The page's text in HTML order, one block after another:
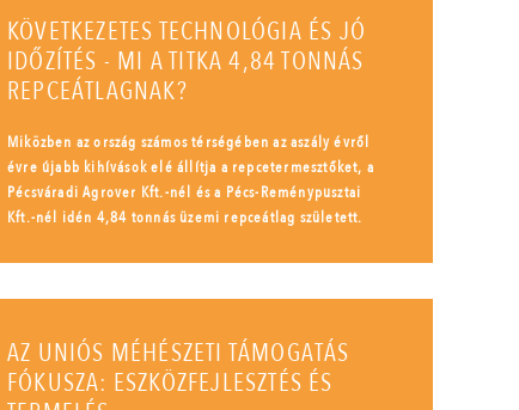
KÖVETKEZETES TECHNOLÓGIA ÉS JÓ
IDŐZÍTÉS - MI A TITKA 4,84 TONNÁS
REPCEÁTLAGNAK?
Miközben az ország számos térségében az aszály évről
évre újabb kihívások elé állítja a repcetermesztőket, a
Pécsváradi Agrover Kft.-nél és a Pécs-Reménypusztai
Kft.-nél idén 4,84 tonnás üzemi repceátlag született.
AZ UNIÓS MÉHÉSZETI TÁMOGATÁS
FÓKUSZA: ESZKÖZFEJLESZTÉS ÉS